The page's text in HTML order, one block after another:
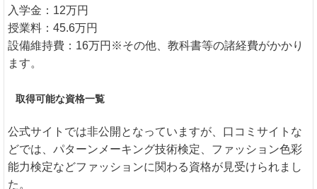
入学金：12万円
授業料：45.6万円
設備維持費：16万円※その他、教科書等の諸経費がかかり
ます。
取得可能な資格一覧
公式サイトでは非公開となっていますが、口コミサイトな
どでは、パターンメーキング技術検定、ファッション色彩
能力検定などファッションに関わる資格が見受けられまし
た。